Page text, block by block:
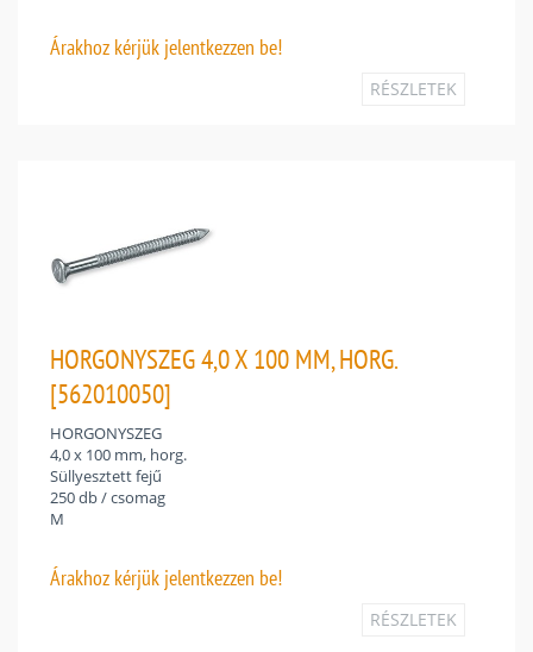
Árakhoz kérjük jelentkezzen be!
RÉSZLETEK
HORGONYSZEG 4,0 X 100 MM, HORG.
[562010050]
HORGONYSZEG
4,0 x 100 mm, horg.
Süllyesztett fejű
250 db / csomag
M
Árakhoz kérjük jelentkezzen be!
RÉSZLETEK